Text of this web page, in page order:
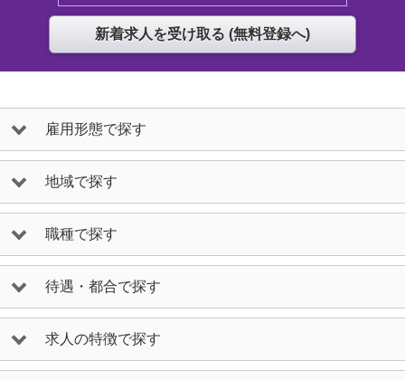
雇用形態で探す
地域で探す
職種で探す
待遇・都合で探す
求人の特徴で探す